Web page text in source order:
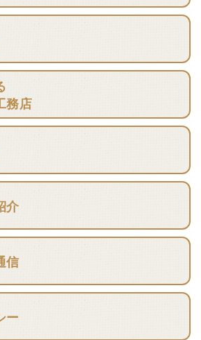
務店
介
信
ー